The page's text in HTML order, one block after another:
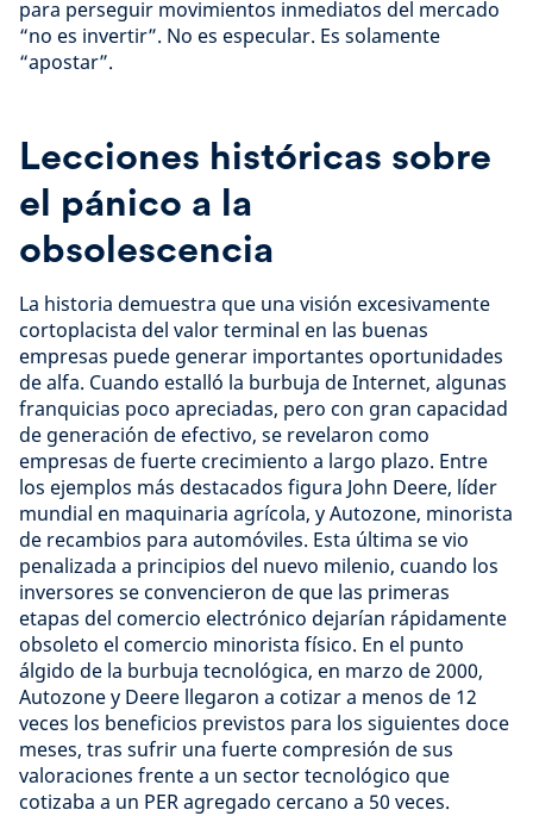
para perseguir movimientos inmediatos del mercado
“no es invertir”. No es especular. Es solamente
“apostar”.
Lecciones históricas sobre
el pánico a la
obsolescencia
La historia demuestra que una visión excesivamente
cortoplacista del valor terminal en las buenas
empresas puede generar importantes oportunidades
de alfa. Cuando estalló la burbuja de Internet, algunas
franquicias poco apreciadas, pero con gran capacidad
de generación de efectivo, se revelaron como
empresas de fuerte crecimiento a largo plazo. Entre
los ejemplos más destacados figura John Deere, líder
mundial en maquinaria agrícola, y Autozone, minorista
de recambios para automóviles. Esta última se vio
penalizada a principios del nuevo milenio, cuando los
inversores se convencieron de que las primeras
etapas del comercio electrónico dejarían rápidamente
obsoleto el comercio minorista físico. En el punto
álgido de la burbuja tecnológica, en marzo de 2000,
Autozone y Deere llegaron a cotizar a menos de 12
veces los beneficios previstos para los siguientes doce
meses, tras sufrir una fuerte compresión de sus
valoraciones frente a un sector tecnológico que
cotizaba a un PER agregado cercano a 50 veces.